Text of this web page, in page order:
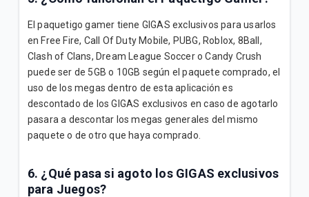
El paquetigo gamer tiene GIGAS exclusivos para usarlos
en Free Fire, Call Of Duty Mobile, PUBG, Roblox, 8Ball,
Clash of Clans, Dream League Soccer o Candy Crush
puede ser de 5GB o 10GB según el paquete comprado, el
uso de los megas dentro de esta aplicación es
descontado de los GIGAS exclusivos en caso de agotarlo
pasara a descontar los megas generales del mismo
paquete o de otro que haya comprado.
6. ¿Qué pasa si agoto los GIGAS exclusivos
para Juegos?